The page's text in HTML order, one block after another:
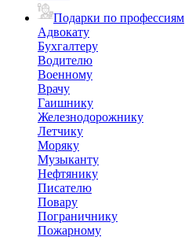
Подарки по профессиям
Адвокату
Бухгалтеру
Водителю
Военному
Врачу
Гаишнику
Железнодорожнику
Летчику
Моряку
Музыканту
Нефтянику
Писателю
Повару
Пограничнику
Пожарному